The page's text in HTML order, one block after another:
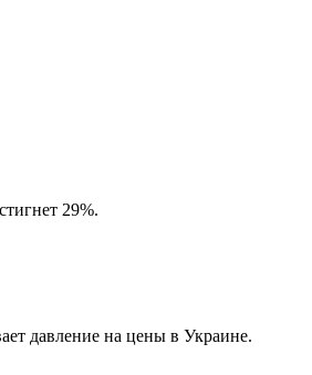
29%.
давление на цены в Украине.